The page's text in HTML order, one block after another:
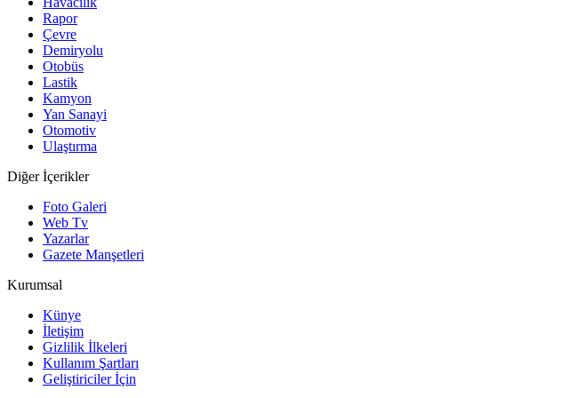
Rapor
Çevre
Demiryolu
Otobüs
Lastik
Kamyon
Yan Sanayi
Otomotiv
Ulaştırma
Diğer İçerikler
Foto Galeri
Web Tv
Yazarlar
Gazete Manşetleri
Kurumsal
Künye
İletişim
Gizlilik İlkeleri
Kullanım Şartları
Geliştiriciler İçin